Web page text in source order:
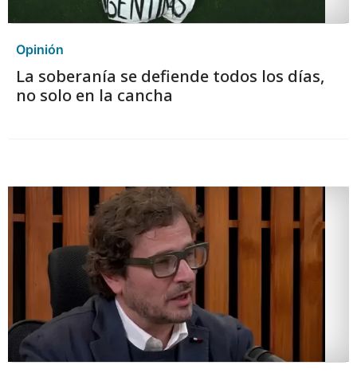
Opinión
La soberanía se defiende todos los días,
no solo en la cancha